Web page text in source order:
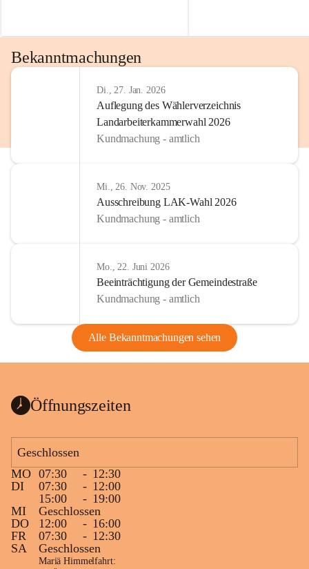
Bekanntmachungen
Di., 27. Jan. 2026
Auflegung des Wählerverzeichnis
Landarbeiterkammerwahl 2026
Kundmachung - amtlich
Mi., 26. Nov. 2025
Ausschreibung LAK-Wahl 2026
Kundmachung - amtlich
Mo., 22. Juni 2026
Beeinträchtigung der Gemeindestraße
Kundmachung - amtlich
Alle Bekanntmachungen sehen
Öffnungszeiten
Geschlossen
MO 07:30 - 12:30
DI
07:30 - 12:00
15:00
- 19:00
MI
Geschlossen
DO
12:00 - 16:00
FR
07:30 - 12:30
SA
Geschlossen
Mariä Himmelfahrt: